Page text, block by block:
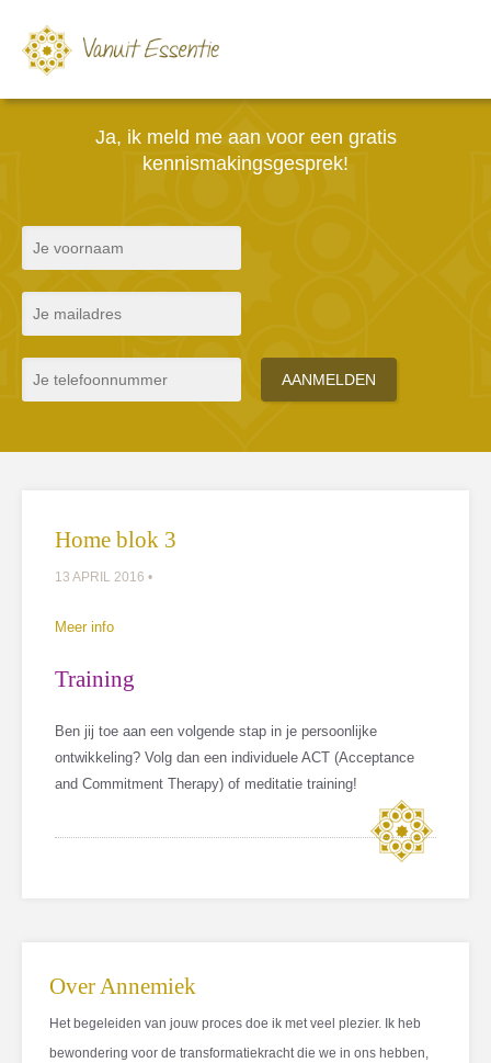
Ja, ik meld me aan voor een gratis
kennismakingsgesprek!
Home blok 3
13 APRIL 2016 •
Meer info
Training
Ben jij toe aan een volgende stap in je persoonlijke
ontwikkeling? Volg dan een individuele ACT (Acceptance
and Commitment Therapy) of meditatie training!
Over Annemiek
Het begeleiden van jouw proces doe ik met veel plezier. Ik heb
bewondering voor de transformatiekracht die we in ons hebben,